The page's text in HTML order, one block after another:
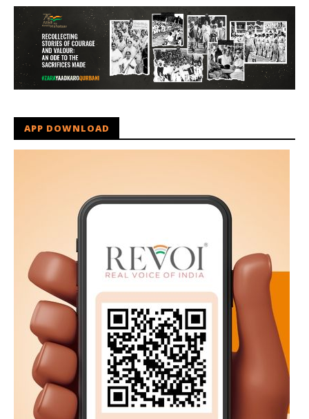
APP DOWNLOAD